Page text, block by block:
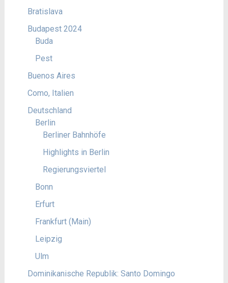
Bratislava
Budapest 2024
Buda
Pest
Buenos Aires
Como, Italien
Deutschland
Berlin
Berliner Bahnhöfe
Highlights in Berlin
Regierungsviertel
Bonn
Erfurt
Frankfurt (Main)
Leipzig
Ulm
Dominikanische Republik: Santo Domingo